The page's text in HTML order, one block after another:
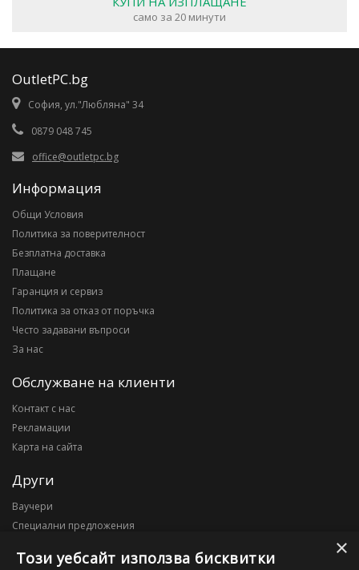
само за 20 минути
OutletPC.bg
София, ул."Любляна" 34
0879 048 745
office@outletpc.bg
Информация
Общи Условия
Политика за поверителност
Безплатна доставка
Плащане
Гаранция и сервиз
Политика за отказ от поръчка
Често задавани въпроси
За нас
Обслужване на клиенти
Контакт с нас
Рекламации
Карта на сайта
Други
Ваучери
Специални предложения
×
Този уебсайт използва бисквитки